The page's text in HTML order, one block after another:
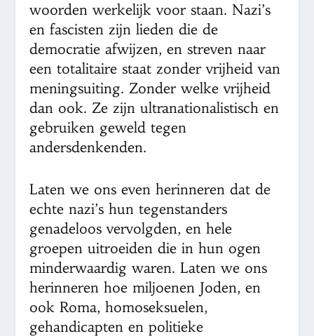
woorden werkelijk voor staan. Nazi’s
en fascisten zijn lieden die de
democratie afwijzen, en streven naar
een totalitaire staat zonder vrijheid van
meningsuiting. Zonder welke vrijheid
dan ook. Ze zijn ultranationalistisch en
gebruiken geweld tegen
andersdenkenden.
Laten we ons even herinneren dat de
echte nazi’s hun tegenstanders
genadeloos vervolgden, en hele
groepen uitroeiden die in hun ogen
minderwaardig waren. Laten we ons
herinneren hoe miljoenen Joden, en
ook Roma, homoseksuelen,
gehandicapten en politieke